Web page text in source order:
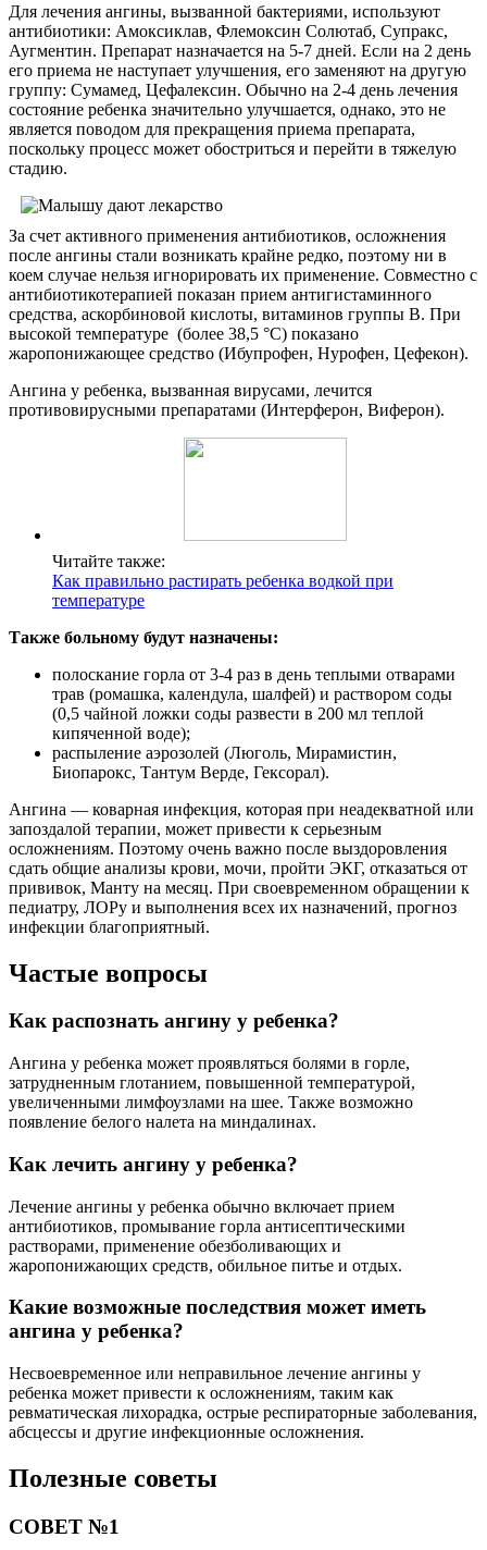
Для лечения ангины, вызванной бактериями, используют
антибиотики: Амоксиклав, Флемоксин Солютаб, Супракс,
Аугментин. Препарат назначается на 5-7 дней. Если на 2 день
его приема не наступает улучшения, его заменяют на другую
группу: Сумамед, Цефалексин. Обычно на 2-4 день лечения
состояние ребенка значительно улучшается, однако, это не
является поводом для прекращения приема препарата,
поскольку процесс может обостриться и перейти в тяжелую
стадию.
За счет активного применения антибиотиков, осложнения
после ангины стали возникать крайне редко, поэтому ни в
коем случае нельзя игнорировать их применение. Совместно с
антибиотикотерапией показан прием антигистаминного
средства, аскорбиновой кислоты, витаминов группы В. При
высокой температуре (более 38,5 °C) показано
жаропонижающее средство (Ибупрофен, Нурофен, Цефекон).
Ангина у ребенка, вызванная вирусами, лечится
противовирусными препаратами (Интерферон, Виферон).
Читайте также:
Как правильно растирать ребенка водкой при
температуре
Также больному будут назначены:
полоскание горла от 3-4 раз в день теплыми отварами
трав (ромашка, календула, шалфей) и раствором соды
(0,5 чайной ложки соды развести в 200 мл теплой
кипяченной воде);
распыление аэрозолей (Люголь, Мирамистин,
Биопарокс, Тантум Верде, Гексорал).
Ангина — коварная инфекция, которая при неадекватной или
запоздалой терапии, может привести к серьезным
осложнениям. Поэтому очень важно после выздоровления
сдать общие анализы крови, мочи, пройти ЭКГ, отказаться от
прививок, Манту на месяц. При своевременном обращении к
педиатру, ЛОРу и выполнения всех их назначений, прогноз
инфекции благоприятный.
Частые вопросы
Как распознать ангину у ребенка?
Ангина у ребенка может проявляться болями в горле,
затрудненным глотанием, повышенной температурой,
увеличенными лимфоузлами на шее. Также возможно
появление белого налета на миндалинах.
Как лечить ангину у ребенка?
Лечение ангины у ребенка обычно включает прием
антибиотиков, промывание горла антисептическими
растворами, применение обезболивающих и
жаропонижающих средств, обильное питье и отдых.
Какие возможные последствия может иметь
ангина у ребенка?
Несвоевременное или неправильное лечение ангины у
ребенка может привести к осложнениям, таким как
ревматическая лихорадка, острые респираторные заболевания,
абсцессы и другие инфекционные осложнения.
Полезные советы
СОВЕТ №1